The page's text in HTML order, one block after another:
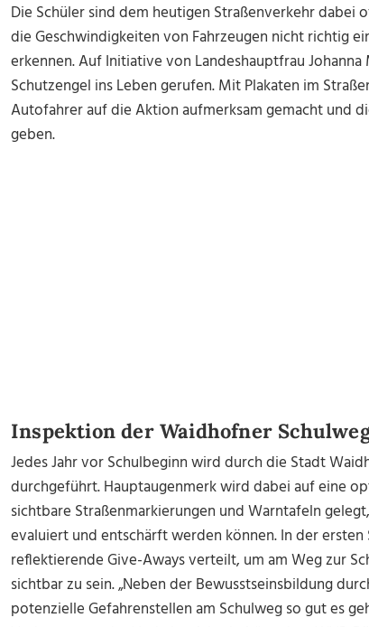
Die Schüler sind dem heutigen Straßenverkehr dabei
die Geschwindigkeiten von Fahrzeugen nicht richtig
erkennen. Auf Initiative von Landeshauptfrau
Schutzengel ins Leben gerufen. Mit Plakaten im
Autofahrer auf die Aktion aufmerksam gemacht und
geben.
Inspektion der Waidhofner
Jedes Jahr vor Schulbeginn wird durch die Stadt
durchgeführt. Hauptaugenmerk wird dabei auf eine
sichtbare Straßenmarkierungen und Warntafeln
evaluiert und entschärft werden können. In der
reflektierende Give-Aways verteilt, um am Weg zur
sichtbar zu sein. „Neben der Bewusstseinsbildung
potenzielle Gefahrenstellen am Schulweg so gut es